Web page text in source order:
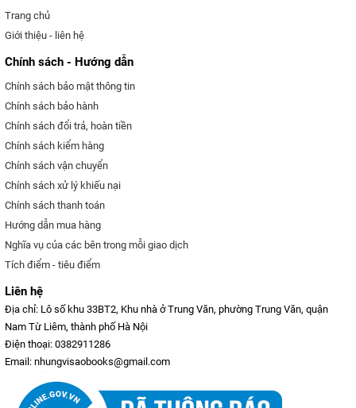
Trang chủ
Giới thiệu - liên hệ
Chính sách - Hướng dẫn
Chính sách bảo mật thông tin
Chính sách bảo hành
Chính sách đổi trả, hoàn tiền
Chính sách kiểm hàng
Chính sách vận chuyển
Chính sách xử lý khiếu nại
Chính sách thanh toán
Hướng dẫn mua hàng
Nghĩa vụ của các bên trong mỗi giao dịch
Tích điểm - tiêu điểm
Liên hệ
Địa chỉ: Lô số khu 33BT2, Khu nhà ở Trung Văn, phường Trung Văn, quận
Nam Từ Liêm, thành phố Hà Nội
Điện thoại: 0382911286
Email: nhungvisaobooks@gmail.com